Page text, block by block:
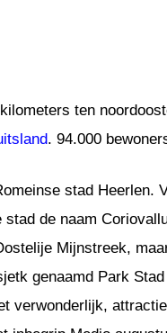
ten
. 94.000
stad Heerlen.
stad de naam
Mijnstreek,
genaamd Park
verwonderlijk,